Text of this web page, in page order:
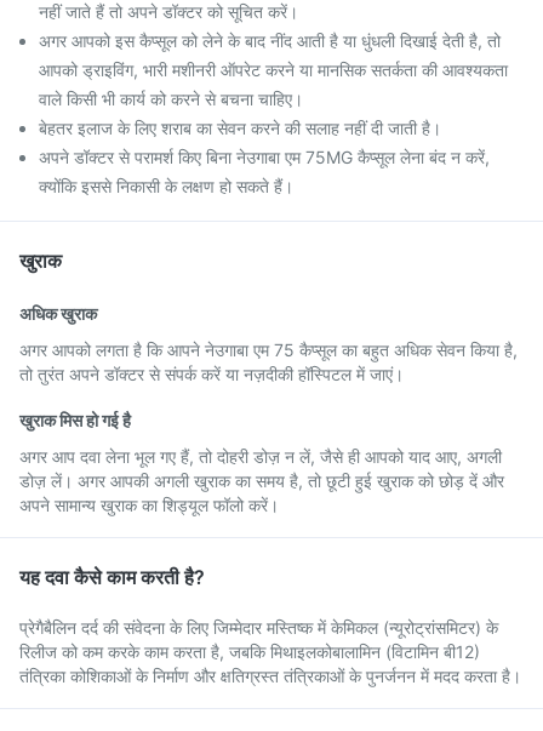
नहीं जाते हैं तो अपने डॉक्टर को सूचित करें।
अगर आपको इस कैप्सूल को लेने के बाद नींद आती है या धुंधली दिखाई देती है, तो
आपको ड्राइविंग, भारी मशीनरी ऑपरेट करने या मानसिक सतर्कता की आवश्यकता
वाले किसी भी कार्य को करने से बचना चाहिए।
बेहतर इलाज के लिए शराब का सेवन करने की सलाह नहीं दी जाती है।
अपने डॉक्टर से परामर्श किए बिना नेउगाबा एम 75MG कैप्सूल लेना बंद न करें,
क्योंकि इससे निकासी के लक्षण हो सकते हैं।
खुराक
अधिक खुराक
अगर आपको लगता है कि आपने नेउगाबा एम 75 कैप्सूल का बहुत अधिक सेवन किया है,
तो तुरंत अपने डॉक्टर से संपर्क करें या नज़दीकी हॉस्पिटल में जाएं।
खुराक मिस हो गई है
अगर आप दवा लेना भूल गए हैं, तो दोहरी डोज़ न लें, जैसे ही आपको याद आए, अगली
डोज़ लें। अगर आपकी अगली खुराक का समय है, तो छूटी हुई खुराक को छोड़ दें और
अपने सामान्य खुराक का शिड्यूल फॉलो करें।
यह दवा कैसे काम करती है?
प्रेगैबैलिन दर्द की संवेदना के लिए जिम्मेदार मस्तिष्क में केमिकल (न्यूरोट्रांसमिटर) के
रिलीज को कम करके काम करता है, जबकि मिथाइलकोबालामिन (विटामिन बी12)
तंत्रिका कोशिकाओं के निर्माण और क्षतिग्रस्त तंत्रिकाओं के पुनर्जनन में मदद करता है।